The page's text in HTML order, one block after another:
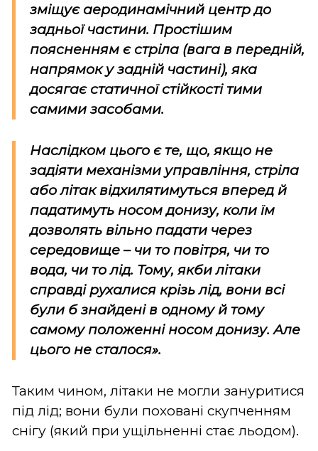
зміщує аеродинамічний центр до
задньої частини. Простішим
поясненням є стріла (вага в передній,
напрямок у задній частині), яка
досягає статичної стійкості тими
самими засобами.
Наслідком цього є те, що, якщо не
задіяти механізми управління, стріла
або літак відхилятимуться вперед й
падатимуть носом донизу, коли їм
дозволять вільно падати через
середовище – чи то повітря, чи то
вода, чи то лід. Тому, якби літаки
справді рухалися крізь лід, вони всі
були б знайдені в одному й тому
самому положенні носом донизу. Але
цього не сталося».
Таким чином, літаки не могли зануритися
під лід; вони були поховані скупченням
снігу (який при ущільненні стає льодом).